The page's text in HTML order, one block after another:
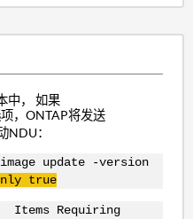
中， 如果
，ONTAP将发送
：
update -version
true
Requiring